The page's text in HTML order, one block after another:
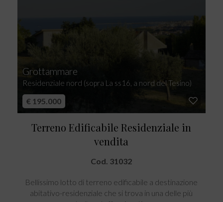
Grottammare
Residenziale nord (sopra La ss16, a nord del Tesino)
€ 195.000
Terreno Edificabile Residenziale in
vendita
Cod. 31032
Bellissimo lotto di terreno edificabile a destinazione
abitativo-residenziale che si trova in una delle più